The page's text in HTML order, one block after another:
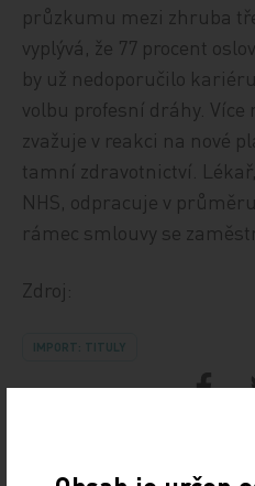
průzkumu mezi zhruba
vyplývá, že 77 procent
by už nedoporučilo
volbu profesní dráhy. Více
zvažuje v reakci na nové
tamní zdravotnictví.
NHS, odpracuje v
rámec smlouvy se
Zdroj:
IMPORT: TITULY